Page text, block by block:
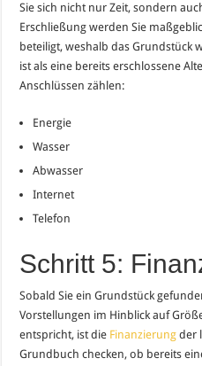
Sie sich nicht nur Zeit, sondern
Erschließung werden Sie
beteiligt, weshalb das Grundstück
ist als eine bereits erschlossene
Anschlüssen zählen:
Energie
Wasser
Abwasser
Internet
Telefon
Schritt 5:
Sobald Sie ein Grundstück
Vorstellungen im Hinblick auf
entspricht, ist die Finanzierung der
Grundbuch checken, ob bereits